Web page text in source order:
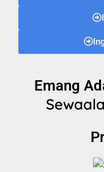
Emang